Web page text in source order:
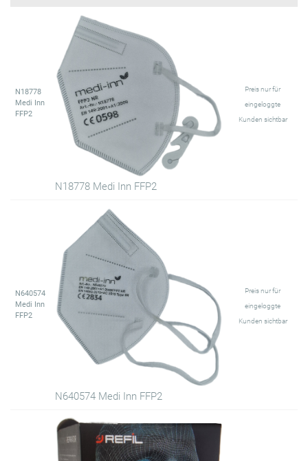
N18778
Medi Inn
FFP2
N18778 Medi Inn FFP2
Preis nur für
eingeloggte
Kunden sichtbar
N640574
Medi Inn
FFP2
N640574 Medi Inn FFP2
Preis nur für
eingeloggte
Kunden sichtbar